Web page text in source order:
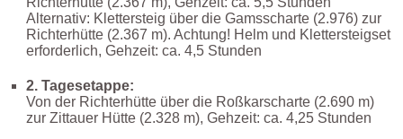
Alternativ: Klettersteig über die Gamsscharte (2.976) zur
Richterhütte (2.367 m). Achtung! Helm und Klettersteigset
erforderlich, Gehzeit: ca. 4,5 Stunden
2. Tagesetappe:
Von der Richterhütte über die Roßkarscharte (2.690 m)
zur Zittauer Hütte (2.328 m), Gehzeit: ca. 4,25 Stunden